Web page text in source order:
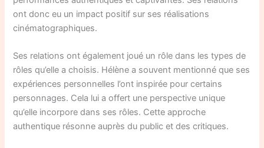
ont donc eu un impact positif sur ses réalisations
cinématographiques.
Ses relations ont également joué un rôle dans les types de
rôles qu’elle a choisis. Hélène a souvent mentionné que ses
expériences personnelles l’ont inspirée pour certains
personnages. Cela lui a offert une perspective unique
qu’elle incorpore dans ses rôles. Cette approche
authentique résonne auprès du public et des critiques.